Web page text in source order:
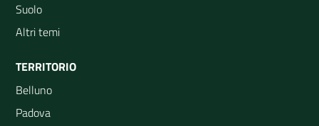
Suolo
Altri temi
TERRITORIO
Belluno
Padova